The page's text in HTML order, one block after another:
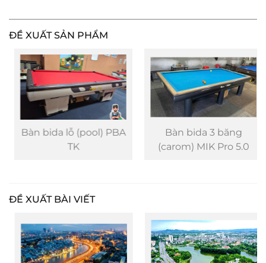
ĐỀ XUẤT SẢN PHẨM
Bàn bida lỗ (pool) PBA
TK
Bàn bida 3 băng
(carom) MIK Pro 5.0
ĐỀ XUẤT BÀI VIẾT